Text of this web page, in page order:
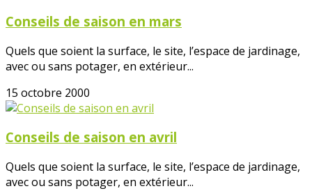
Conseils de saison en mars
Quels que soient la surface, le site, l’espace de jardinage,
avec ou sans potager, en extérieur...
15 octobre 2000
Conseils de saison en avril
Quels que soient la surface, le site, l’espace de jardinage,
avec ou sans potager, en extérieur...